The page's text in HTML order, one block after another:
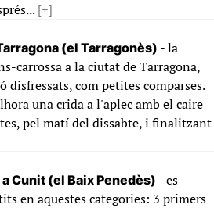
[+]
(el Tarragonès) - la
carrossa a la ciutat de Tarragona,
disfressats, com petites comparses.
una crida a l'aplec amb el caire
pel matí del dissabte, i finalitzant
Cunit (el Baix Penedès) - es
en aquestes categories: 3 primers